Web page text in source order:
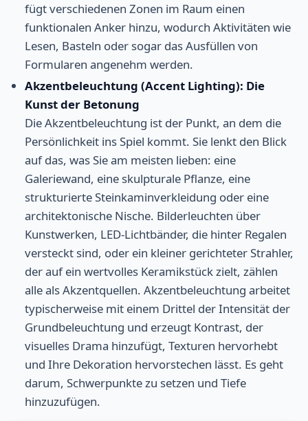
fügt verschiedenen Zonen im Raum einen
funktionalen Anker hinzu, wodurch Aktivitäten wie
Lesen, Basteln oder sogar das Ausfüllen von
Formularen angenehm werden.
Akzentbeleuchtung (Accent Lighting): Die
Kunst der Betonung
Die Akzentbeleuchtung ist der Punkt, an dem die
Persönlichkeit ins Spiel kommt. Sie lenkt den Blick
auf das, was Sie am meisten lieben: eine
Galeriewand, eine skulpturale Pflanze, eine
strukturierte Steinkaminverkleidung oder eine
architektonische Nische. Bilderleuchten über
Kunstwerken, LED-Lichtbänder, die hinter Regalen
versteckt sind, oder ein kleiner gerichteter Strahler,
der auf ein wertvolles Keramikstück zielt, zählen
alle als Akzentquellen. Akzentbeleuchtung arbeitet
typischerweise mit einem Drittel der Intensität der
Grundbeleuchtung und erzeugt Kontrast, der
visuelles Drama hinzufügt, Texturen hervorhebt
und Ihre Dekoration hervorstechen lässt. Es geht
darum, Schwerpunkte zu setzen und Tiefe
hinzuzufügen.